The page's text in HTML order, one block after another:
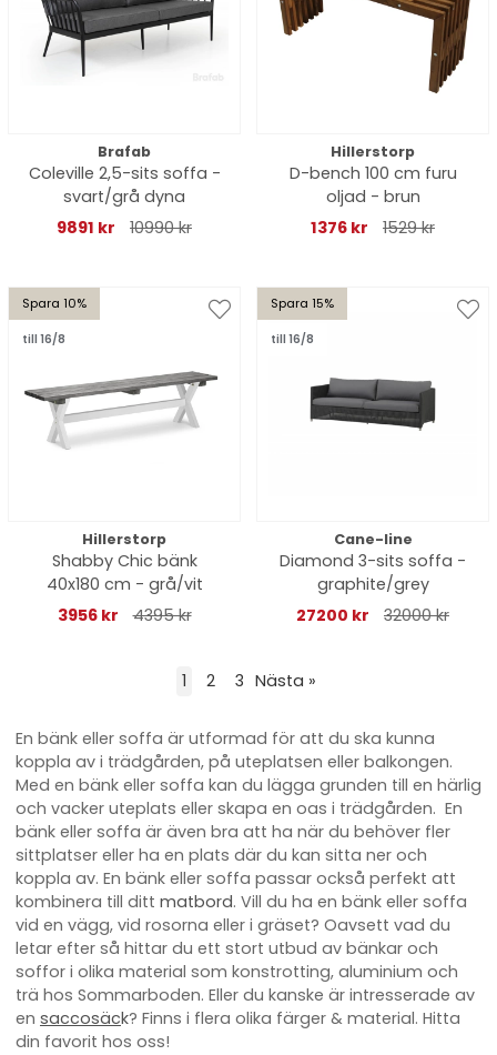
Brafab
Coleville 2,5-sits soffa -
svart/grå dyna
9891 kr
10990 kr
Hillerstorp
D-bench 100 cm furu
oljad - brun
1376 kr
1529 kr
Spara 10%
till 16/8
Hillerstorp
Shabby Chic bänk
40x180 cm - grå/vit
3956 kr
4395 kr
Spara 15%
till 16/8
Cane-line
Diamond 3-sits soffa -
graphite/grey
27200 kr
32000 kr
1 2 3 Nästa »
En bänk eller soffa är utformad för att du ska kunna
koppla av i trädgården, på uteplatsen eller balkongen.
Med en bänk eller soffa kan du lägga grunden till en härlig
och vacker uteplats eller skapa en oas i trädgården. En
bänk eller soffa är även bra att ha när du behöver fler
sittplatser eller ha en plats där du kan sitta ner och
koppla av. En bänk eller soffa passar också perfekt att
kombinera till ditt matbord. Vill du ha en bänk eller soffa
vid en vägg, vid rosorna eller i gräset? Oavsett vad du
letar efter så hittar du ett stort utbud av bänkar och
soffor i olika material som konstrotting, aluminium och
trä hos Sommarboden. Eller du kanske är intresserade av
en saccosäck? Finns i flera olika färger & material. Hitta
din favorit hos oss!